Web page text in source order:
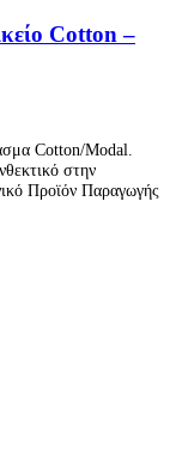
Cotton –
Cotton/Modal.
στην
Προϊόν Παραγωγής